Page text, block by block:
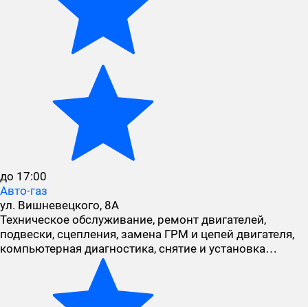
до 17:00
Авто-газ
ул. Вишневецкого, 8А
Техническое обслуживание, ремонт двигателей,
подвески, сцепления, замена ГРМ и цепей двигателя,
компьютерная диагностика, снятие и установка…